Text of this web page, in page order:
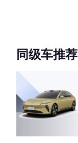
同级车推荐